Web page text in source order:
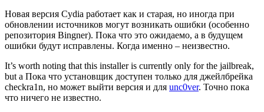
Новая версия Cydia работает как и старая, но иногда при
обновлении источников могут возникать ошибки (особенно
репозитория Bingner). Пока что это ожидаемо, а в будущем
ошибки будут исправлены. Когда именно – неизвестно.
It’s worth noting that this installer is currently only for the jailbreak,
but a Пока что установщик доступен только для джейлбрейка
checkra1n, но может выйти версия и для unc0ver. Точно пока
что ничего не известно.